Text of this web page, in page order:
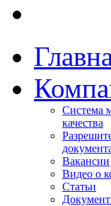
Система
качества
Вакансии
Видео о
Статьи